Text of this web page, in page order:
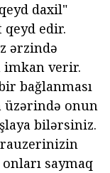
daxil"
edir.
ərzində
imkan verir.
bağlanması
üzərində onun
bilərsiniz.
saymaq